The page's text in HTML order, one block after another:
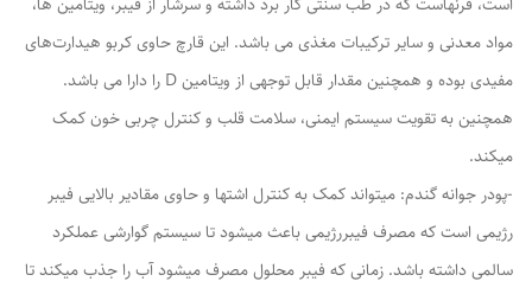
مواد معدنی و سایر ترکیبات مغذی می باشد. این قارچ حاوی کربو هیدارت‌های
مفیدی بوده و همچنین مقدار قابل توجهی از ویتامین D را دارا می باشد.
همچنین به تقویت سیستم ایمنی، سلامت قلب و کنترل چربی خون کمک
میکند.
-پودر جوانه گندم: میتواند کمک به کنترل اشتها و حاوی مقادیر بالایی فیبر
رژیمی است که مصرف فیبررژیمی باعث میشود تا سیستم گوارشی عملکرد
سالمی داشته باشد. زمانی که فیبر محلول مصرف میشود آب را جذب میکند تا